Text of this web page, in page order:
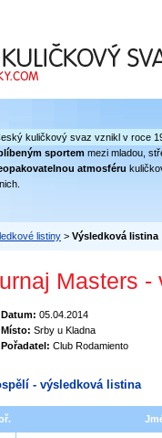
kuličkový svaz vznikl v roce
sportem mezi mladou,
atmosféru
listiny > Výsledková listina
Masters -
Datum: 05.04.2014
Místo: Srby u Kladna
Pořadatel: Club Rodamiento
- výsledková listina